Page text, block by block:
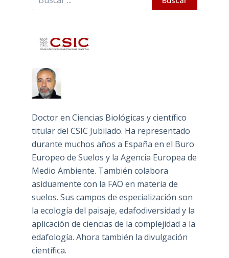
Doctor en Ciencias Biológicas y científico
titular del CSIC Jubilado. Ha representado
durante muchos años a España en el Buro
Europeo de Suelos y la Agencia Europea de
Medio Ambiente. También colabora
asiduamente con la FAO en materia de
suelos. Sus campos de especialización son
la ecología del paisaje, edafodiversidad y la
aplicación de ciencias de la complejidad a la
edafología. Ahora también la divulgación
científica.